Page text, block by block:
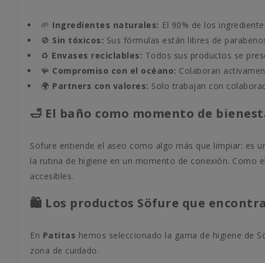
🌱 Ingredientes naturales: El 90% de los
🚫 Sin tóxicos: Sus fórmulas están libres de
♻️ Envases reciclables: Todos sus productos se
🪸 Compromiso con el océano: Colaboran
🌍 Partners con valores: Solo trabajan con
🛁 El baño como momento de
Söfure entiende el aseo como algo más que limpiar: es
la rutina de higiene en un momento de conexión. Como
accesibles.
🛍️ Los productos Söfure que
En Patitas hemos seleccionado la gama de higiene de
zona de cuidado.